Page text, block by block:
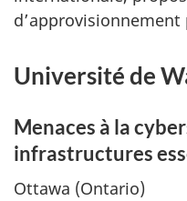
Université de
Menaces à la
infrastructures
Ottawa (Ontario)